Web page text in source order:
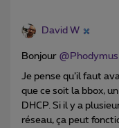
David W
Bonjour @Phodymus
Je pense qu’il faut
que ce soit la bbox,
DHCP. Si il y a
réseau, ça peut